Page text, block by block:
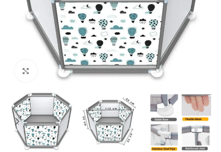
Click to enlarge